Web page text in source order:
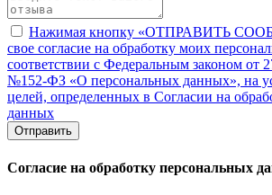
Нажимая кнопку «ОТПРАВИТЬ
свое согласие на обработку моих
соответствии с Федеральным законом от
№152-ФЗ «О персональных данных», на
целей, определенных в Согласии на
данных
Отправить
Согласие на обработку персональных